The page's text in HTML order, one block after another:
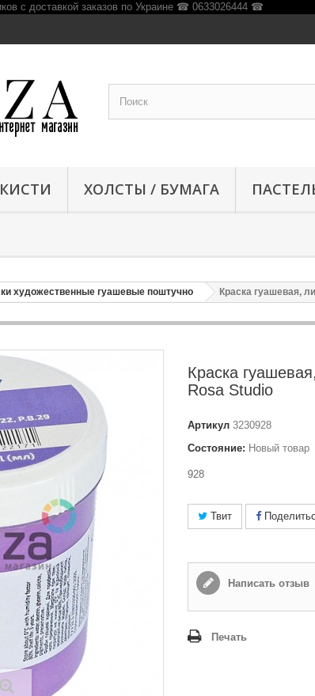
КИСТИ ХОЛСТЫ / БУМАГА
художественные гуашевые поштучно Краска гуашевая,
Краска
Rosa Studio
Артикул 3230928
Состояние: Новый товар
928
Твит
Написать отзыв
Печать